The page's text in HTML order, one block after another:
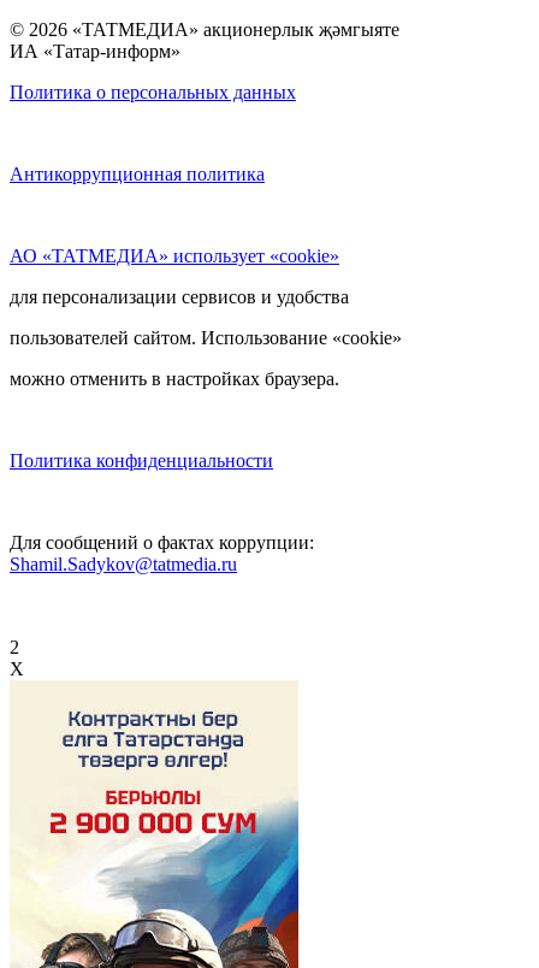
© 2026 «ТАТМЕДИА» акционерлык җәмгыяте
ИА «Татар-информ»
Политика о персональных данных
Антикоррупционная политика
АО «ТАТМЕДИА» использует «cookie»
для персонализации сервисов и удобства
пользователей сайтом. Использование «cookie»
можно отменить в настройках браузера.
Политика конфиденциальности
Для сообщений о фактах коррупции:
Shamil.Sadykov@tatmedia.ru
2
X